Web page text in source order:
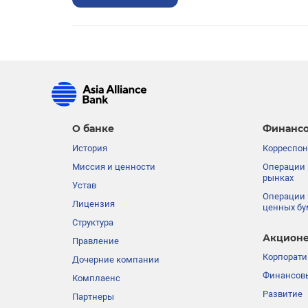
О банке
История
Миссия и ценности
Устав
Лицензия
Структура
Правление
Дочерние компании
Комплаенс
Партнеры
Операции
рынках
Операции
ценных
Развитие